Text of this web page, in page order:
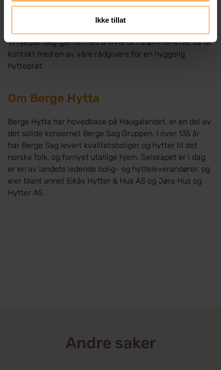
Ikke tillat
Vi hjelper deg gjerne med å finne din drømmehytte, så ta
kontakt med en av våre rådgivere for en hyggelig
hytteprat.
Om Berge Hytta
Berge Hytta har hovedbase på Haugalandet, er en del av
det solide konsernet Berge Sag Gruppen. I over 135 år
har Berge Sag levert kvalitetsboliger og hytter til det
norske folk, og fornyet utallige hjem. Selskapet er i dag
er en av landets ledende bolig- og hytteleverandører, og
eier blant annet Eikås Hytter & Hus AS og Jøra Hus og
Hytter AS.
Andre saker